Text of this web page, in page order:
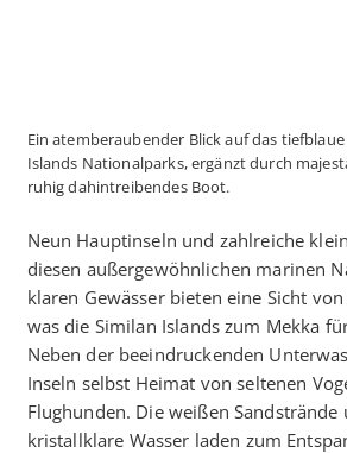
Ein atemberaubender Blick auf das
Islands Nationalparks, ergänzt durch
ruhig dahintreibendes Boot.
Neun Hauptinseln und zahlreiche
diesen außergewöhnlichen marinen
klaren Gewässer bieten eine Sicht
was die Similan Islands zum Mekka
Neben der beeindruckenden
Inseln selbst Heimat von seltenen
Flughunden. Die weißen Sandstrände
kristallklare Wasser laden zum